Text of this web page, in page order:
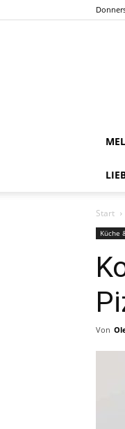
Start
Küche
Von